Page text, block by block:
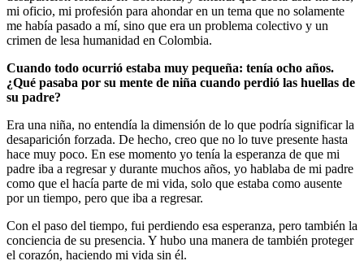
mi oficio, mi profesión para ahondar en un tema que no solamente
me había pasado a mí, sino que era un problema colectivo y un
crimen de lesa humanidad en Colombia.
Cuando todo ocurrió estaba muy pequeña: tenía ocho años.
¿Qué pasaba por su mente de niña cuando perdió las huellas de
su padre?
Era una niña, no entendía la dimensión de lo que podría significar la
desaparición forzada. De hecho, creo que no lo tuve presente hasta
hace muy poco. En ese momento yo tenía la esperanza de que mi
padre iba a regresar y durante muchos años, yo hablaba de mi padre
como que el hacía parte de mi vida, solo que estaba como ausente
por un tiempo, pero que iba a regresar.
Con el paso del tiempo, fui perdiendo esa esperanza, pero también la
conciencia de su presencia. Y hubo una manera de también proteger
el corazón, haciendo mi vida sin él.